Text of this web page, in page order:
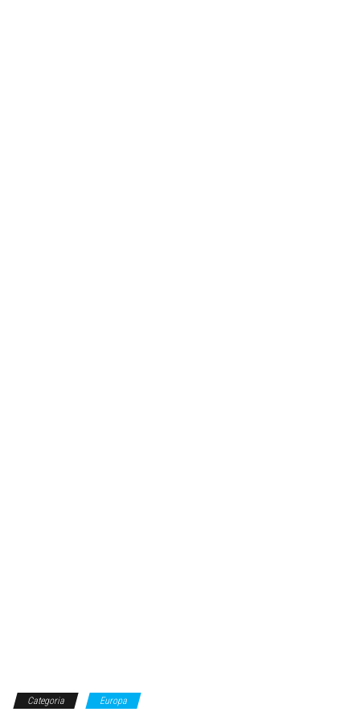
Categoria Europa